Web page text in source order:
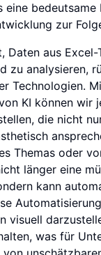
eine
zur
Daten aus Excel-
zu analysieren,
Technologien.
KI können wir
die nicht
Themas oder
länger eine
kann
visuell
was für